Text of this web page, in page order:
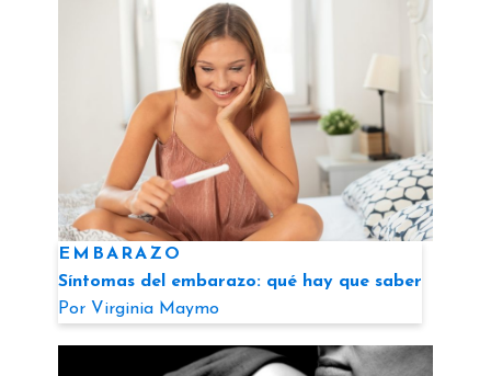
EMBARAZO
Síntomas del embarazo: qué hay que saber
Por Virginia Maymo